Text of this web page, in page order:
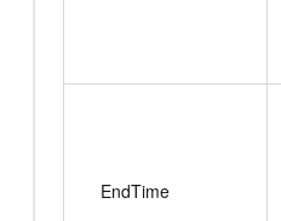
EndTime